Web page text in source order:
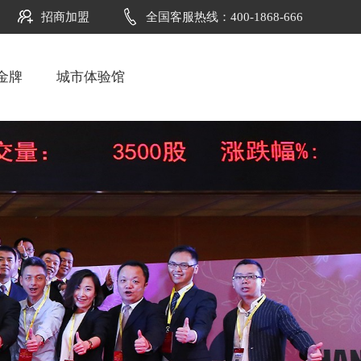
招商加盟 全国客服热线：400-1868-666
牌 城市体验馆